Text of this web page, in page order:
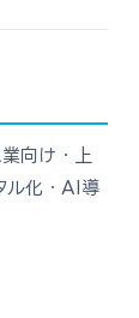
向け・上
ル化・AI導